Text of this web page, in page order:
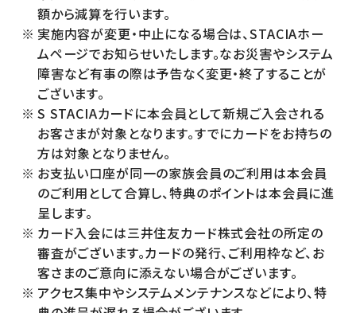
額から減算を行います。
実施内容が変更・中止になる場合は、STACIAホー
ムページでお知らせいたします。なお災害やシステム
障害など有事の際は予告なく変更・終了することが
ございます。
S STACIAカードに本会員として新規ご入会される
お客さまが対象となります。すでにカードをお持ちの
方は対象となりません。
お支払い口座が同一の家族会員のご利用は本会員
のご利用として合算し、特典のポイントは本会員に進
呈します。
カード入会には三井住友カード株式会社の所定の
審査がございます。カードの発行、ご利用枠など、お
客さまのご意向に添えない場合がございます。
アクセス集中やシステムメンテナンスなどにより、特